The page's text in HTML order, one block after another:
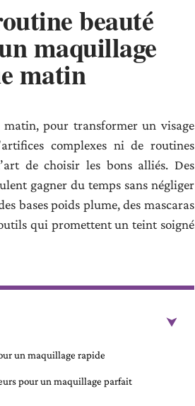
beauté
maquillage
matin
matin, pour transformer un visage
complexes ni de routines
de choisir les bons alliés. Des
gagner du temps sans négliger
bases poids plume, des mascaras
qui promettent un teint soigné
un maquillage rapide
pour un maquillage parfait